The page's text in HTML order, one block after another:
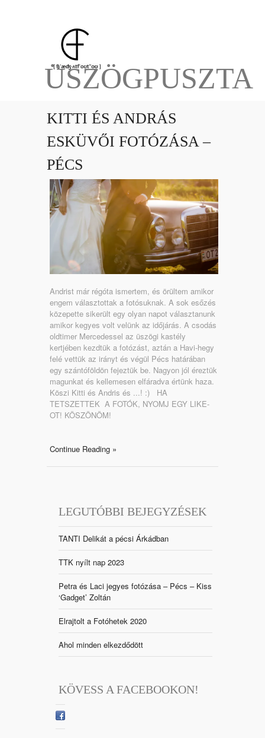
ÜSZÖGPUSZTA
KITTI ÉS ANDRÁS
ESKÜVŐI FOTÓZÁSA –
PÉCS
Andrist már régóta ismertem, és örültem amikor
engem választottak a fotósuknak. A sok esőzés
közepette sikerült egy olyan napot választanunk
amikor kegyes volt velünk az időjárás. A csodás
oldtimer Mercedessel az üszögi kastély
kertjében kezdtük a fotózást, aztán a Havi-hegy
felé vettük az irányt és végül Pécs határában
egy szántóföldön fejeztük be. Nagyon jól éreztük
magunkat és kellemesen elfáradva értünk haza.
Köszi Kitti és Andris és ...! :) HA
TETSZETTEK A FOTÓK, NYOMJ EGY LIKE-
OT! KÖSZÖNÖM!
Continue Reading »
LEGUTÓBBI BEJEGYZÉSEK
TANTI Delikát a pécsi Árkádban
TTK nyílt nap 2023
Petra és Laci jegyes fotózása – Pécs – Kiss
‘Gadget’ Zoltán
Elrajtolt a Fotóhetek 2020
Ahol minden elkezdődött
KÖVESS A FACEBOOKON!